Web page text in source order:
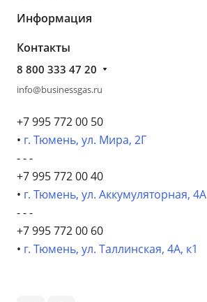
Информация
Контакты
8 800 333 47 20
info@businessgas.ru
+7 995 772 00 50
• г. Тюмень, ул. Мира, 2Г
- - -
+7 995 772 00 40
• г. Тюмень, ул. Аккумуляторная, 4А
- - -
+7 995 772 00 60
• г. Тюмень, ул. Таллинская, 4А, к1